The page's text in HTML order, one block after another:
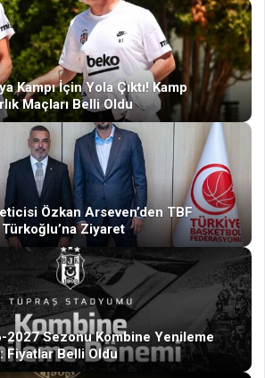
Kampı İçin Yola Çıktı! Kamp
Maçları Belli Oldu
Özkan Arseven’den TBF
Ziyaret
2027 Sezonu Kombine Yenileme
Fiyatlar Belli Oldu